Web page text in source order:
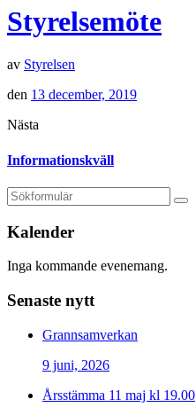
Styrelsemöte
av Styrelsen
den 13 december, 2019
Nästa
Informationskväll
Kalender
Inga kommande evenemang.
Senaste nytt
Grannsamverkan
9 juni, 2026
Årsstämma 11 maj kl 19.00